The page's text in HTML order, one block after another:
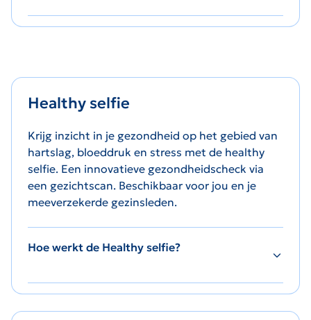
Healthy selfie
Krijg inzicht in je gezondheid op het gebied van
hartslag, bloeddruk en stress met de healthy
selfie. Een innovatieve gezondheidscheck via
een gezichtscan. Beschikbaar voor jou en je
meeverzekerde gezinsleden.
Hoe werkt de Healthy selfie?